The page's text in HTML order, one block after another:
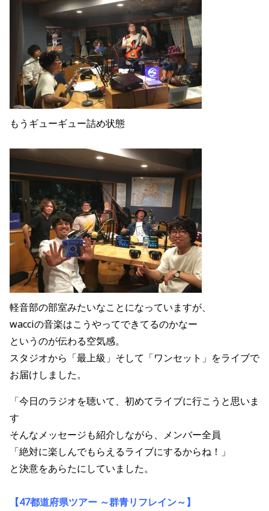
もうギューギュー詰め状態
軽音部の部室みたいなことになっていますが、
wacciの音楽はこうやってできてるのかなー
というのが伝わる空気感。
スタジオから「最上級」そして「ワンセット」をライブで
お届けしました。
「今日のラジオを聴いて、初めてライブに行こうと思いま
す
そんなメッセージも紹介しながら、メンバー全員
「絶対に楽しんでもらえるライブにするからね！」
と決意をあらたにしていました。
【47都道府県ツアー ～群青リフレイン～】